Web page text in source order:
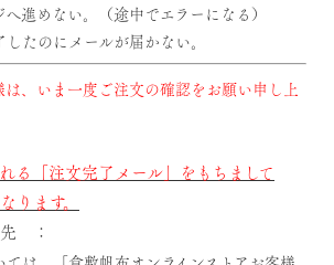
進めない。（途中でエラーになる）
たのにメールが届かない。
は、いま一度ご注文の確認をお願い申し上
る「注文完了メール」をもちまして
ります。
：